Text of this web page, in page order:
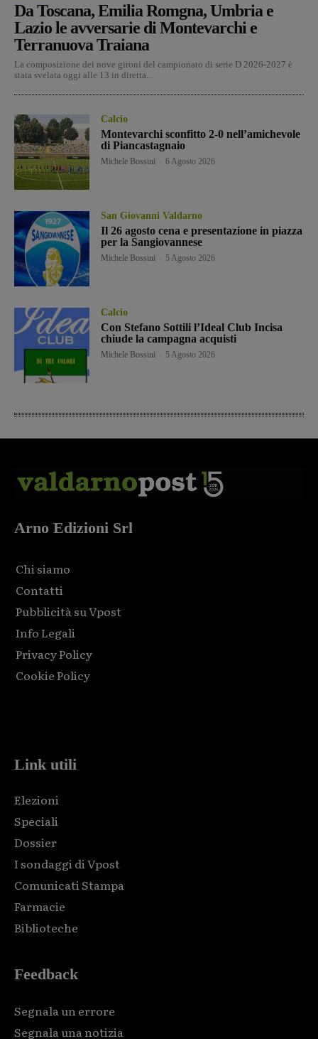
Da Toscana, Emilia Romgna, Umbria e
Lazio le avversarie di Montevarchi e
Terranuova Traiana
La composizione dei nove gironi del campionato di serie D 2026-2027 è
stata svelata oggi alle 13 in diretta...
Calcio
Montevarchi sconfitto 2-0 nell’amichevole
di Piancastagnaio
Michele Bossini 6 Agosto 2026
San Giovanni Valdarno
Il 26 agosto cena e presentazione in piazza
per la Sangiovannese
Michele Bossini 5 Agosto 2026
Calcio
Con Stefano Sottili l’Ideal Club Incisa
chiude la campagna acquisti
Michele Bossini 5 Agosto 2026
Arno Edizioni Srl
Chi siamo
Contatti
Pubblicità su Vpost
Info Legali
Privacy Policy
Cookie Policy
Link utili
Elezioni
Speciali
Dossier
I sondaggi di Vpost
Comunicati Stampa
Farmacie
Biblioteche
Feedback
Segnala un errore
Segnala una notizia